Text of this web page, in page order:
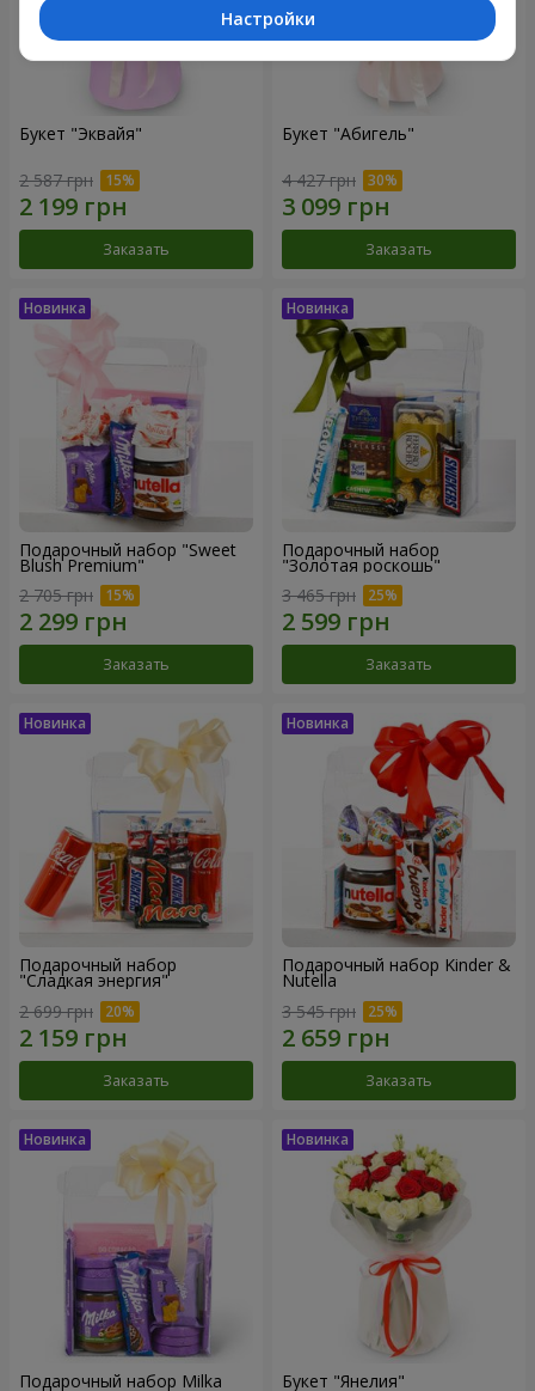
Букет "Эквайя"
2 587 грн
Заказать
Букет "Абигель"
4 427 грн
Заказать
Подарочный набор "Sweet
Blush Premium"
2 705 грн
Заказать
Подарочный набор
"Золотая роскошь"
3 465 грн
Заказать
Подарочный набор
"Сладкая энергия"
2 699 грн
Заказать
Подарочный набор Kinder &
Nutella
3 545 грн
Заказать
Подарочный набор Milka Букет "Янелия"
Настройки